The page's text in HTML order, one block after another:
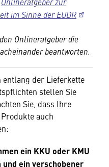
im Sinne der EUDR
Onlineratgeber die
beantworten.
der Lieferkette
stellen Sie
Sie, dass Ihre
auch
ein KKU oder KMU
und ein verschobener